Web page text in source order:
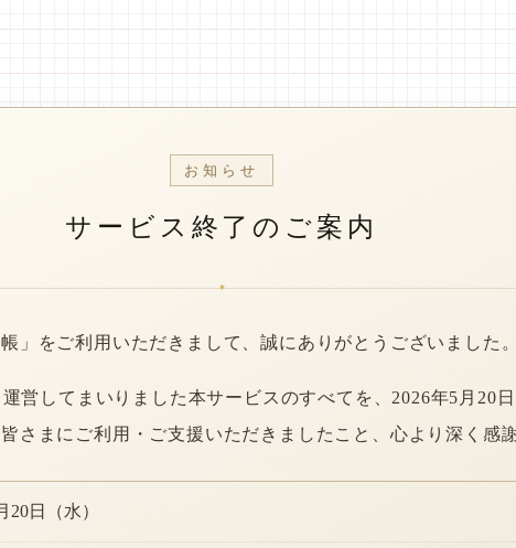
お知らせ
サービス終了のご案内
*
」をご利用いただきまして、誠にありがとうございました。
営してまいりました本サービスのすべてを、2026年5月20
さまにご利用・ご支援いただきましたこと、心より深く感
20日（水）